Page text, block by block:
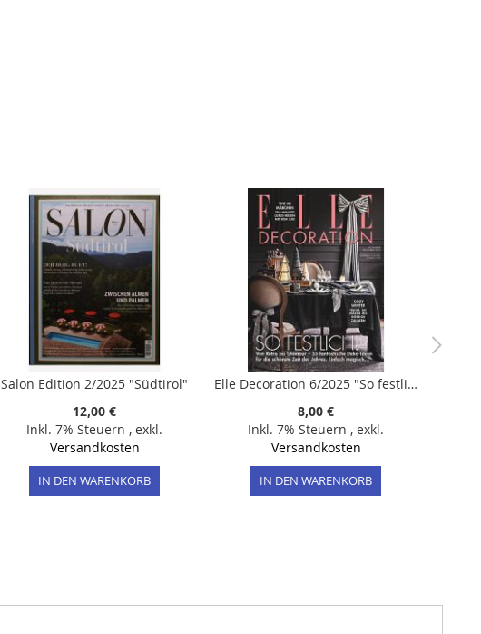
Salon Edition 2/2025 "Südtirol"
12,00 €
Inkl. 7% Steuern , exkl.
Versandkosten
IN DEN WARENKORB
Elle Decoration 6/2025 "So festlich!“
8,00 €
Inkl. 7% Steuern , exkl.
Versandkosten
IN DEN WARENKORB